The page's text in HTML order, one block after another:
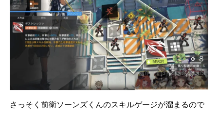
さっそく前衛ソーンズくんのスキルゲージが溜まるので